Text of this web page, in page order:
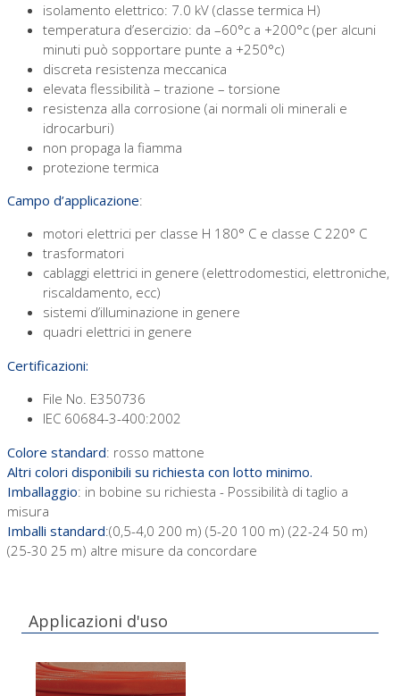
isolamento elettrico: 7.0 kV (classe termica H)
temperatura d’esercizio: da –60°c a +200°c (per alcuni
minuti può sopportare punte a +250°c)
discreta resistenza meccanica
elevata flessibilità – trazione – torsione
resistenza alla corrosione (ai normali oli minerali e
idrocarburi)
non propaga la fiamma
protezione termica
Campo d’applicazione:
motori elettrici per classe H 180° C e classe C 220° C
trasformatori
cablaggi elettrici in genere (elettrodomestici, elettroniche,
riscaldamento, ecc)
sistemi d’illuminazione in genere
quadri elettrici in genere
Certificazioni:
File No. E350736
IEC 60684-3-400:2002
Colore standard: rosso mattone
Altri colori disponibili su richiesta con lotto minimo.
Imballaggio: in bobine su richiesta - Possibilità di taglio a
misura
Imballi standard:(0,5-4,0 200 m) (5-20 100 m) (22-24 50 m)
(25-30 25 m) altre misure da concordare
Applicazioni d'uso